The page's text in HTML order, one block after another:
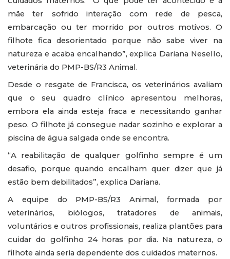
mãe ter sofrido interação com rede de pesca,
embarcação ou ter morrido por outros motivos. O
filhote fica desorientado porque não sabe viver na
natureza e acaba encalhando”, explica Dariana Nesello,
veterinária do PMP-BS/R3 Animal.
Desde o resgate de Francisca, os veterinários avaliam
que o seu quadro clínico apresentou melhoras,
embora ela ainda esteja fraca e necessitando ganhar
peso. O filhote já consegue nadar sozinho e explorar a
piscina de água salgada onde se encontra.
“A reabilitação de qualquer golfinho sempre é um
desafio, porque quando encalham quer dizer que já
estão bem debilitados”, explica Dariana.
A equipe do PMP-BS/R3 Animal, formada por
veterinários, biólogos, tratadores de animais,
voluntários e outros profissionais, realiza plantões para
cuidar do golfinho 24 horas por dia. Na natureza, o
filhote ainda seria dependente dos cuidados maternos.